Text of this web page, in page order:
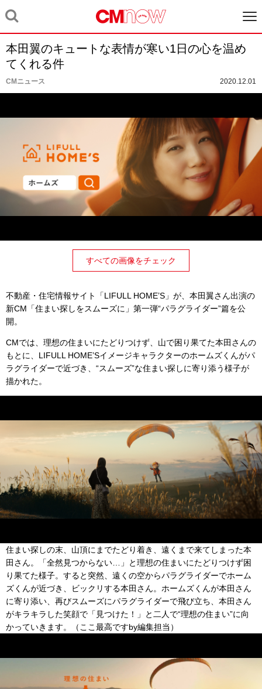
本田翼のキュートな表情が寒い1日の心を温め
てくれる件
CMニュース 2020.12.01
すべての画像をチェック
不動産・住宅情報サイト「LIFULL HOME’S」が、本田翼さん出演の
新CM「住まい探しをスムーズに」第一弾“パラグライダー”篇を公
開。
CMでは、理想の住まいにたどりつけず、山で困り果てた本田さんの
もとに、LIFULL HOME’Sイメージキャラクターのホームズくんがパ
ラグライダーで近づき、“スムーズ”な住まい探しに寄り添う様子が
描かれた。
住まい探しの末、山頂にまでたどり着き、遠くまで来てしまった本
田さん。「全然見つからない…」と理想の住まいにたどりつけず困
り果てた様子。すると突然、遠くの空からパラグライダーでホーム
ズくんが近づき、ビックリする本田さん。ホームズくんが本田さん
に寄り添い、再びスムーズにパラグライダーで飛び立ち、本田さん
がキラキラした笑顔で「見つけた！」と二人で“理想の住まい”に向
かっていきます。（ここ最高ですby編集担当）